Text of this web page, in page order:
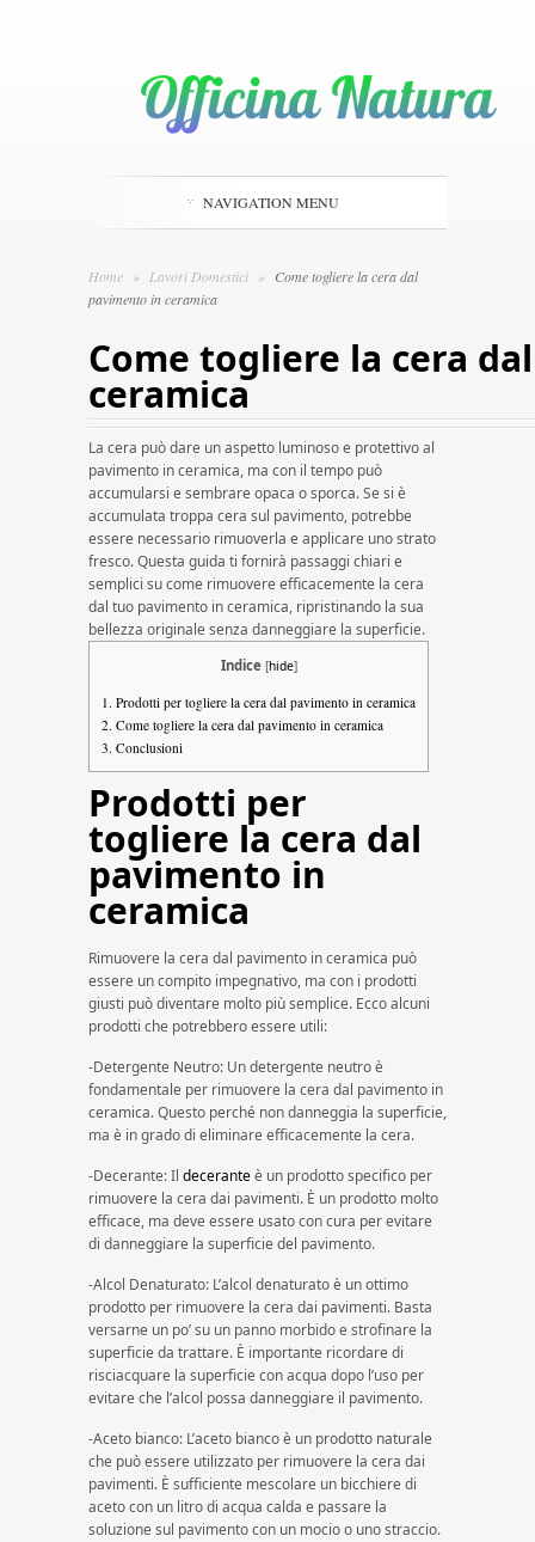
NAVIGATION MENU
Home » Lavori Domestici » Come togliere la cera dal
pavimento in ceramica
Come togliere la cera
ceramica
La cera può dare un aspetto luminoso e protettivo al
pavimento in ceramica, ma con il tempo può
accumularsi e sembrare opaca o sporca. Se si è
accumulata troppa cera sul pavimento, potrebbe
essere necessario rimuoverla e applicare uno strato
fresco. Questa guida ti fornirà passaggi chiari e
semplici su come rimuovere efficacemente la cera
dal tuo pavimento in ceramica, ripristinando la sua
bellezza originale senza danneggiare la superficie.
Indice [hide]
1. Prodotti per togliere la cera dal pavimento in ceramica
2. Come togliere la cera dal pavimento in ceramica
3. Conclusioni
Prodotti per
togliere la cera dal
pavimento in
ceramica
Rimuovere la cera dal pavimento in ceramica può
essere un compito impegnativo, ma con i prodotti
giusti può diventare molto più semplice. Ecco alcuni
prodotti che potrebbero essere utili:
-Detergente Neutro: Un detergente neutro è
fondamentale per rimuovere la cera dal pavimento in
ceramica. Questo perché non danneggia la superficie,
ma è in grado di eliminare efficacemente la cera.
-Decerante: Il deceranteè un prodotto specifico per
rimuovere la cera dai pavimenti. È un prodotto molto
efficace, ma deve essere usato con cura per evitare
di danneggiare la superficie del pavimento.
-Alcol Denaturato: L’alcol denaturato è un ottimo
prodotto per rimuovere la cera dai pavimenti. Basta
versarne un po’ su un panno morbido e strofinare la
superficie da trattare. È importante ricordare di
risciacquare la superficie con acqua dopo l’uso per
evitare che l’alcol possa danneggiare il pavimento.
-Aceto bianco: L’aceto bianco è un prodotto naturale
che può essere utilizzato per rimuovere la cera dai
pavimenti. È sufficiente mescolare un bicchiere di
aceto con un litro di acqua calda e passare la
soluzione sul pavimento con un mocio o uno straccio.